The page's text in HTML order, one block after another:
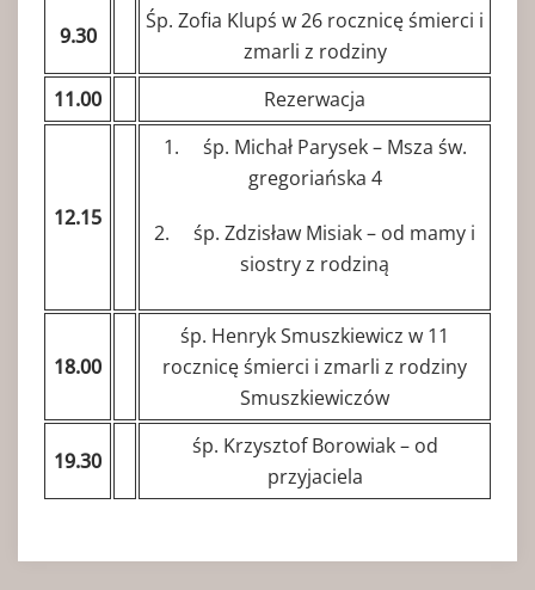
9.30
Śp. Zofia Klupś w 26 rocznicę śmierci i
zmarli z rodziny
11.00
Rezerwacja
12.15
1. śp. Michał Parysek – Msza św.
gregoriańska 4
2. śp. Zdzisław Misiak – od mamy i
siostry z rodziną
18.00
śp. Henryk Smuszkiewicz w 11
rocznicę śmierci i zmarli z rodziny
Smuszkiewiczów
19.30
śp. Krzysztof Borowiak – od
przyjaciela